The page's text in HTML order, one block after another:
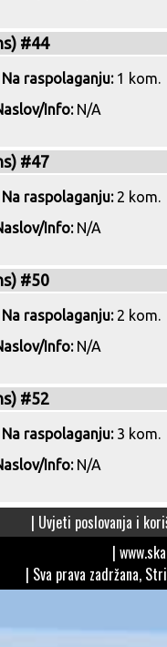
#44
Na raspolaganju:1 kom.
Info:N/A
#47
Na raspolaganju:2 kom.
Info:N/A
#50
Na raspolaganju:2 kom.
Info:N/A
#52
Na raspolaganju:3 kom.
Info:N/A
| Uvjeti poslovanja i
|
| Sva prava zadržana,